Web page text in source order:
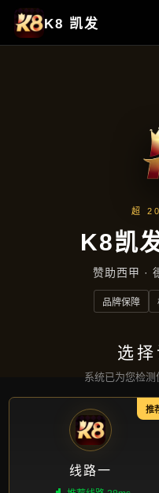
行
首页